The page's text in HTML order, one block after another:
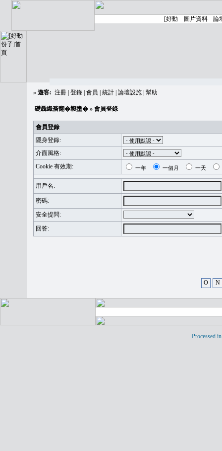
» 遊客: 注冊 登錄 會員 統計 論壇設施 幫助
礎聶織簷翻�䪖壅� » 會員登錄
會員登錄
隱身登錄:
介面風格:
Cookie 有效期:
一年 一個月 一天
用戶名:
密碼:
安全提問:
回答:
O N
Processed